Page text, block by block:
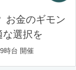
お金のギモン
選択を
時台 開催